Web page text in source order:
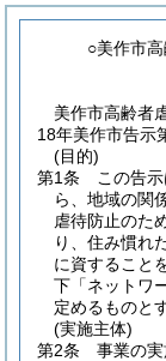
○美作市
美作市高齢者
18年美作市告示
(目的)
第1条
この告
ら、地域の関
虐待防止のた
り、住み慣れ
に資すること
下「ネットワ
定めるものと
(実施主体)
第2条
事業の